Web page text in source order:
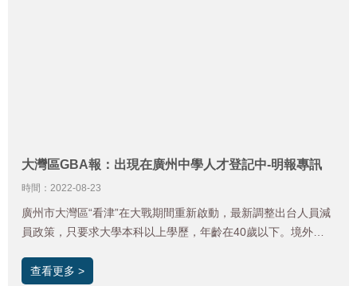
大灣區GBA報：出現在廣州中學人才登記中-明報專訊
時間：2022-08-23
廣州市大灣區“看津”在大戰期間重新啟動，最新調整出台人員減
員政策，只要求大學本科以上學歷，年齡在40歲以下。境外，
的“差異化進入”規則沒有得到落實。
查看更多 >